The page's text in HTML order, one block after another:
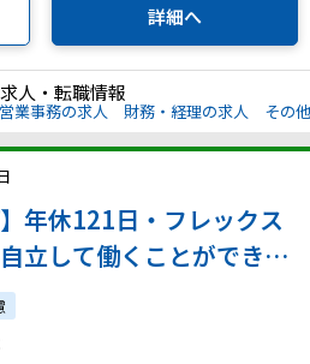
詳細へ
人・転職情報
業事務の求人 財務・経理の求人 その
年休121日・フレックス
立して働くことができる